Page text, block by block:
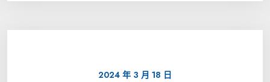
2024 年 3 月 18 日